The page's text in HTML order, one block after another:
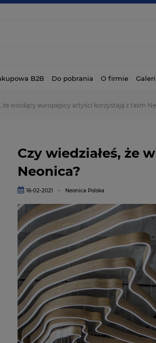
B2B Do pobrania O firmie
że wiodący europejscy artyści korzystają z taśm
Czy wiedziałeś, że
Neonica?
16-02-2021 - Neonica Polska